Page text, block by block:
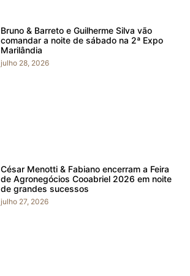
Bruno & Barreto e Guilherme Silva vão
comandar a noite de sábado na 2ª Expo
Marilândia
julho 28, 2026
César Menotti & Fabiano encerram a Feira
de Agronegócios Cooabriel 2026 em noite
de grandes sucessos
julho 27, 2026